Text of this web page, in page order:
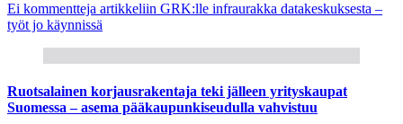
Ei kommentteja artikkeliin GRK:lle infraurakka datakeskuksesta –
työt jo käynnissä
Ruotsalainen korjausrakentaja teki jälleen yrityskaupat
Suomessa – asema pääkaupunkiseudulla vahvistuu